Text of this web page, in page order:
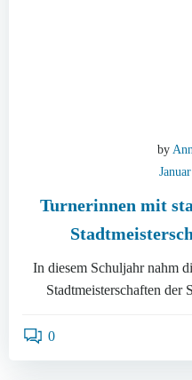
by
Turnerinnen mit
In diesem Schuljahr nahm
Stadtmeisterschaften
0